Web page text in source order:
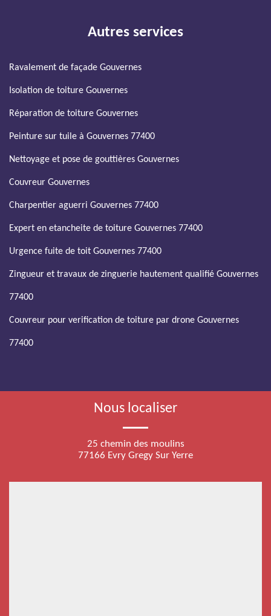
Autres services
Ravalement de façade Gouvernes
Isolation de toiture Gouvernes
Réparation de toiture Gouvernes
Peinture sur tuile à Gouvernes 77400
Nettoyage et pose de gouttières Gouvernes
Couvreur Gouvernes
Charpentier aguerri Gouvernes 77400
Expert en etancheite de toiture Gouvernes 77400
Urgence fuite de toit Gouvernes 77400
Zingueur et travaux de zinguerie hautement qualifié Gouvernes
77400
Couvreur pour verification de toiture par drone Gouvernes
77400
Nous localiser
25 chemin des moulins
77166 Evry Gregy Sur Yerre